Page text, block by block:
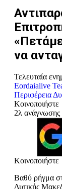
να
Τελευταία
Eordaialive
Περιφέρεια
Κοινοποιήστε
2λ ανάγνωσης
Κοινοποιήστε
Βαθύ ρήγμα
Δυτικής